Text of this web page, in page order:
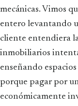
mecánicas. Vimos
entero levantando
cliente entendiera
inmobiliarios
enseñando
porque pagar por
económicamente